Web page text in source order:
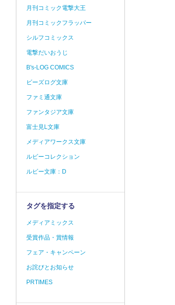
月刊コミック電撃大王
月刊コミックフラッパー
シルフコミックス
電撃だいおうじ
B's-LOG COMICS
ビーズログ文庫
ファミ通文庫
ファンタジア文庫
富士見L文庫
メディアワークス文庫
ルビーコレクション
ルビー文庫：D
タグを指定する
メディアミックス
受賞作品・賞情報
フェア・キャンペーン
お詫びとお知らせ
PRTIMES